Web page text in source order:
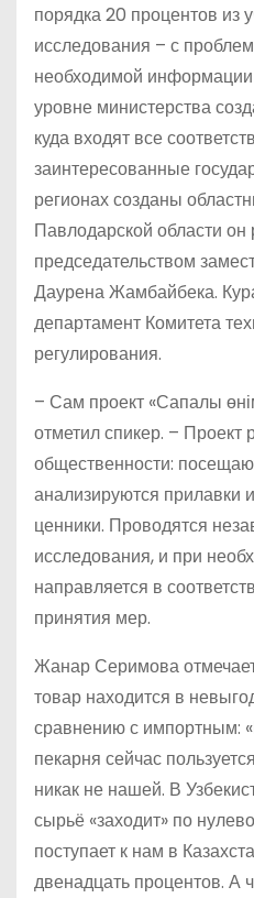
порядка 20 процентов из
исследования – с
необходимой
уровне министерства
куда входят все
заинтересованные
регионах созданы
Павлодарской области он
председательством
Даурена Жамбайбека.
департамент Комитета
регулирования.
– Сам проект «Сапалы
отметил спикер. –
общественности:
анализируются прилавки
ценники. Проводятся
исследования, и при
направляется в
принятия мер.
Жанар Серимова
товар находится в
сравнению с импортным:
пекарня сейчас
никак не нашей. В
сырьё «заходит» по
поступает к нам в
двенадцать процентов. А